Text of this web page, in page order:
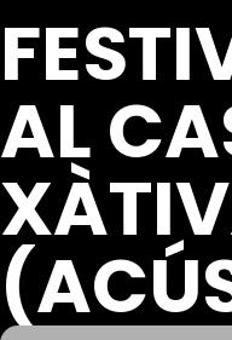
AL